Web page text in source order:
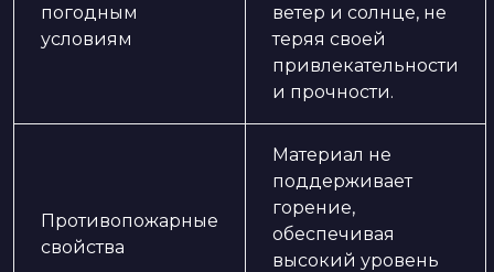
погодным
условиям
ветер и солнце, не
теряя своей
привлекательности
и прочности.
Противопожарные
свойства
Материал не
поддерживает
горение,
обеспечивая
высокий уровень